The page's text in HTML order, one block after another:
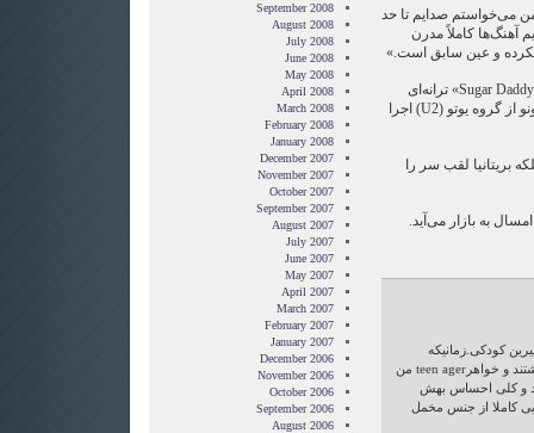
می‌خواستم صدایم تا حد
آهنگ‌ها کاملاً مدرن
نکرده و عین سابق است.»
یکی از ترانه‌های این آلبوم با نام «Sugar Daddy» ترانه‌ای
چندصدایی است که او به همراه بونو از گروه یوتو (U2) اجرا
از سوی ملکه بریتانیا لقب سر را
کودکی.زمانیکه
خانواده ام صفحه هایش را میگذاشتند و خواهرteen ager من
و کلی احساس بهش
کاملا از جنس مخمل
September 2008
August 2008
July 2008
June 2008
May 2008
April 2008
March 2008
February 2008
January 2008
December 2007
November 2007
October 2007
September 2007
August 2007
July 2007
June 2007
May 2007
April 2007
March 2007
February 2007
January 2007
December 2006
November 2006
October 2006
September 2006
August 2006